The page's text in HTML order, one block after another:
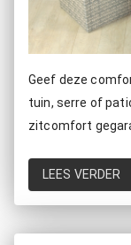
Geef deze
tuin, serre of
zitcomfort
zodat deze set
KLEUR
LEES VERDER